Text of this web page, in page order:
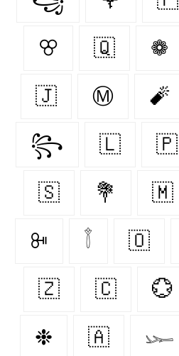
ꕢ 🇶‌ ❁
🇯‌ Ⓜ 🧨
꧂ 🇱‌ 🇵‌
🇸‌ 💐 🇲‌
ꔻ 𓇕 🇴‌
🇿‌ 🇨‌ 💮
❉ 🇦‌ 𓆱